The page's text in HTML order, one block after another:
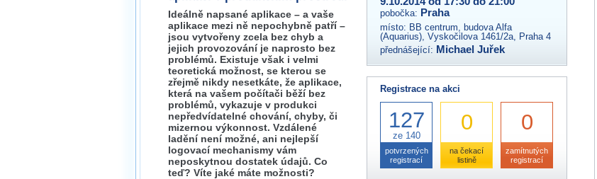
Ideálně napsané aplikace – a vaše
aplikace mezi ně nepochybně patří –
jsou vytvořeny zcela bez chyb a
jejich provozování je naprosto bez
problémů. Existuje však i velmi
teoretická možnost, se kterou se
zřejmě nikdy nesetkáte, že aplikace,
která na vašem počítači běží bez
problémů, vykazuje v produkci
nepředvídatelné chování, chyby, či
mizernou výkonnost. Vzdálené
ladění není možné, ani nejlepší
logovací mechanismy vám
neposkytnou dostatek údajů. Co
teď? Víte jaké máte možnosti?
pobočka: Praha
místo: BB centrum, budova Alfa
(Aquarius), Vyskočilova 1461/2a, Praha 4
přednášející: Michael Juřek
Registrace na akci
127
ze 140
potvrzených
registrací
0
na čekací
listině
0
zamítnutých
registrací